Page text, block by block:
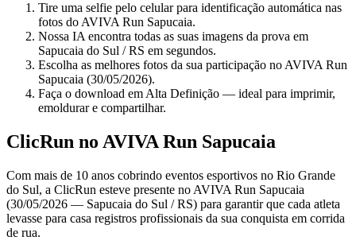
Tire uma selfie pelo celular para identificação automática nas
fotos do AVIVA Run Sapucaia.
Nossa IA encontra todas as suas imagens da prova em
Sapucaia do Sul / RS em segundos.
Escolha as melhores fotos da sua participação no AVIVA Run
Sapucaia (30/05/2026).
Faça o download em Alta Definição — ideal para imprimir,
emoldurar e compartilhar.
ClicRun no AVIVA Run Sapucaia
Com mais de 10 anos cobrindo eventos esportivos no Rio Grande
do Sul, a ClicRun esteve presente no AVIVA Run Sapucaia
(30/05/2026 — Sapucaia do Sul / RS) para garantir que cada atleta
levasse para casa registros profissionais da sua conquista em corrida
de rua.